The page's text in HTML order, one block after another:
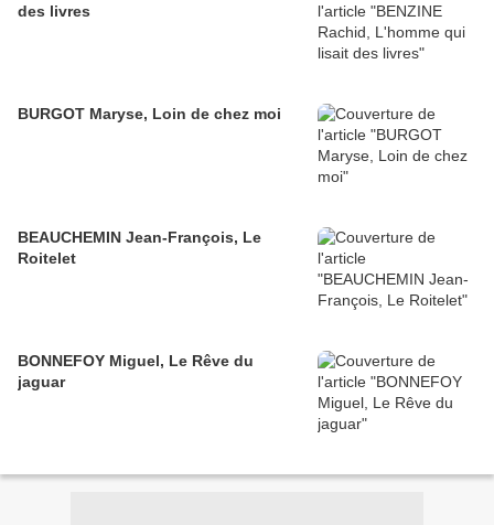
des livres
BURGOT Maryse, Loin de chez moi
BEAUCHEMIN Jean-François, Le
Roitelet
BONNEFOY Miguel, Le Rêve du
jaguar